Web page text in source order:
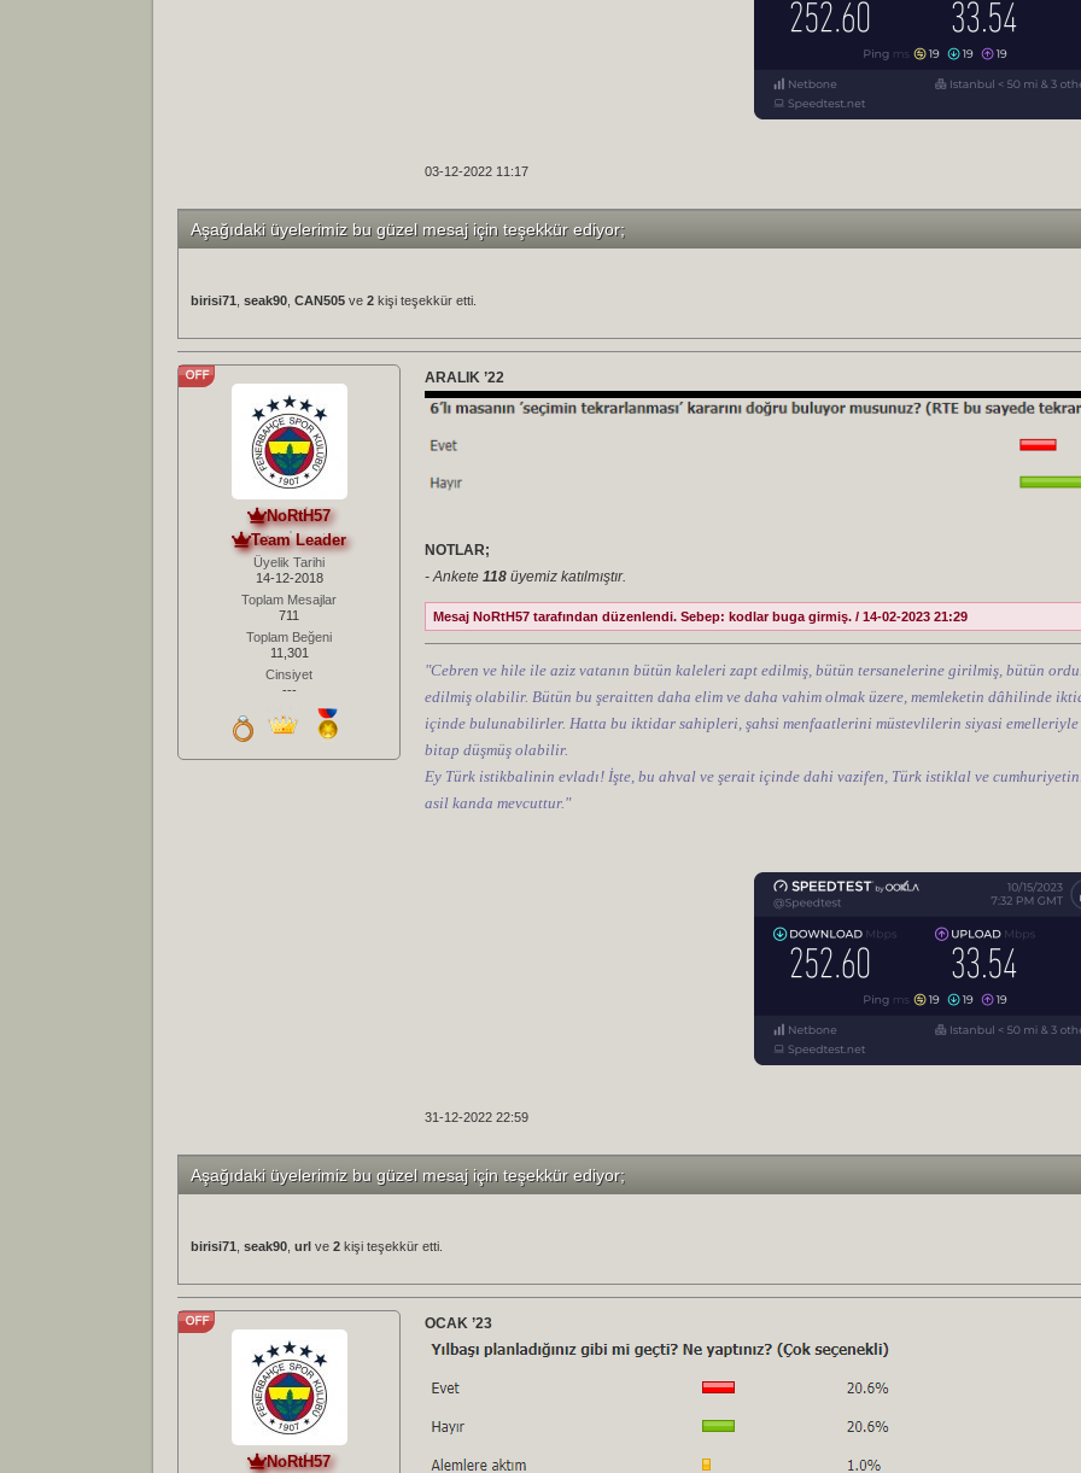
03-12-2022 11:17
Aşağıdaki üyelerimiz bu güzel mesaj için teşekkür ediyor;
birisi71 seak90 CAN505 ve 2 kişi teşekkür etti.
NoRtH57
Team Leader
Üyelik Tarihi
14-12-2018
Toplam Mesajlar
711
Toplam Beğeni
11,301
Cinsiyet
---
ARALIK ’22
NOTLAR;
- Ankete 118 üyemiz katılmıştır.
Mesaj NoRtH57 tarafından düzenlendi. Sebep: kodlar buga girmiş. / 14-02-2023 21:29
"Cebren ve hile ile aziz vatanın bütün kaleleri zapt edilmiş, bütün tersanelerine girilmiş, bütün
edilmiş olabilir. Bütün bu şeraitten daha elim ve daha vahim olmak üzere, memleketin dâhilinde
içinde bulunabilirler. Hatta bu iktidar sahipleri, şahsi menfaatlerini müstevlilerin siyasi
bitap düşmüş olabilir.
Ey Türk istikbalinin evladı! İşte, bu ahval ve şerait içinde dahi vazifen, Türk istiklal ve
asil kanda mevcuttur."
31-12-2022 22:59
Aşağıdaki üyelerimiz bu güzel mesaj için teşekkür ediyor;
birisi71 seak90 url ve 2 kişi teşekkür etti.
NoRtH57
OCAK ’23